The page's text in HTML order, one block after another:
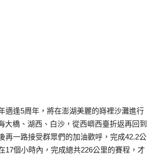
適逢5周年，將在澎湖美麗的嵵裡沙灘進行
橋、湖西、白沙，從西嶼西臺折返再回到
再一路接受群眾們的加油歡呼，完成42.2公
17個小時內，完成總共226公里的賽程，才